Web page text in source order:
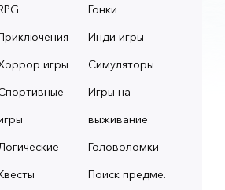
Гонки
Инди игры
игры
Симуляторы
Игры на
выживание
Головоломки
Поиск предме.